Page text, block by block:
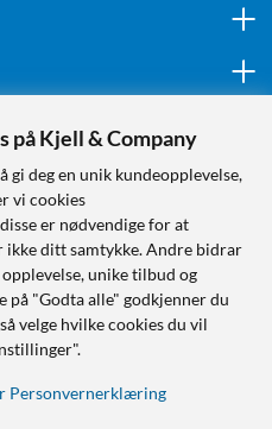
på Kjell & Company
gi deg en unik kundeopplevelse,
vi cookies
er nødvendige for at
ikke ditt samtykke. Andre bidrar
unike tilbud og
på "Godta alle" godkjenner du
velge hvilke cookies du vil
Personvernerklæring